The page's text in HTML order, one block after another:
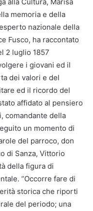
memoria e della
nazionale della
Fusco, ha raccontato
2 luglio 1857
i giovani ed il
dei valori e del
ed il ricordo del
affidato al pensiero
comandante della
un momento di
del parroco, don
di Sanza, Vittorio
della figura di
“Occorre fare di
storica che riporti
del periodo; una